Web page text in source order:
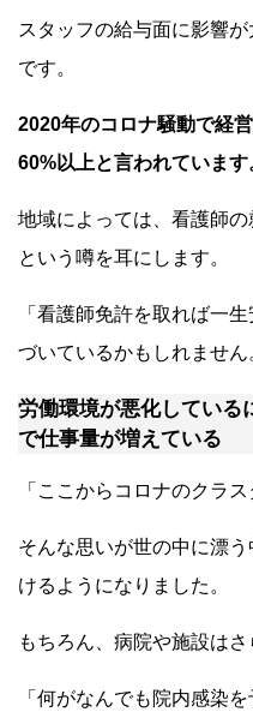
スタッフの給与面に影響が
です。
2020年のコロナ騒動で経
60%以上と言われています
地域によっては、看護師
という噂を耳にします。
「看護師免許を取れば一
づいているかもしれません
労働環境が悪化している
で仕事量が増えている
「ここからコロナのクラ
そんな思いが世の中に漂
けるようになりました。
もちろん、病院や施設はさ
「何がなんでも院内感染を